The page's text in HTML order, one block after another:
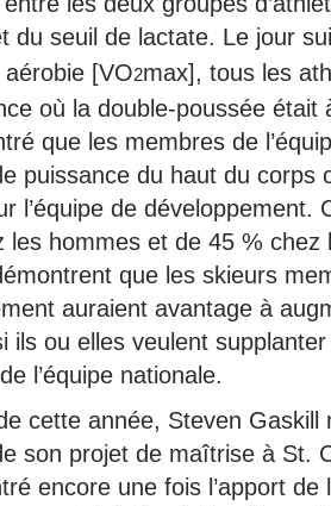
du seuil de lactate. Le jour
[VO2max], tous les
où la double-poussée était
que les membres de
puissance du haut du corps
l’équipe de développement.
les hommes et de 45 % chez
que les skieurs
auraient avantage à
ils ou elles veulent
l’équipe nationale.
cette année, Steven Gaskill
son projet de maîtrise à St.
encore une fois l’apport